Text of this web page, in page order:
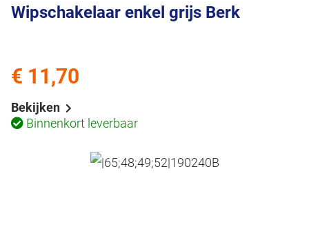
Wipschakelaar enkel grijs Berk
Bekijken
Binnenkort leverbaar
€ 11,70